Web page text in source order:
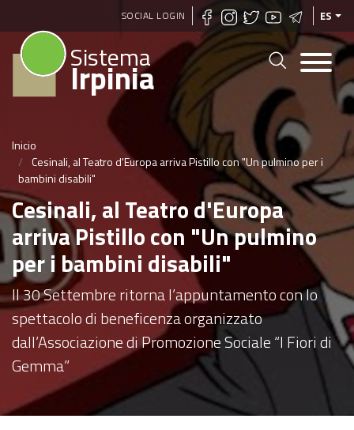
Pasar
al
contenido
principal
SOCIAL LOGIN ES
Sistema
Irpinia
Inicio
Cesinali, al Teatro d'Europa arriva Pistillo con "Un pulmino per i
bambini disabili"
Cesinali, al Teatro d'Europa
arriva Pistillo con "Un pulmino
per i bambini disabili"
Il 30 Settembre ritorna l’appuntamento con lo
spettacolo di beneficenza organizzato
dall’Associazione di Promozione Sociale “I Fiori di
Gemma”